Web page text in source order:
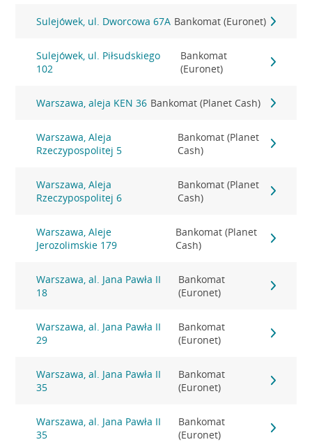
Sulejówek, ul. Dworcowa 67A Bankomat (Euronet)
Sulejówek, ul. Piłsudskiego
102
Bankomat
(Euronet)
Warszawa, aleja KEN 36 Bankomat (Planet Cash)
Warszawa, Aleja
Rzeczypospolitej 5
Bankomat (Planet
Cash)
Warszawa, Aleja
Rzeczypospolitej 6
Bankomat (Planet
Cash)
Warszawa, Aleje
Jerozolimskie 179
Bankomat (Planet
Cash)
Warszawa, al. Jana Pawła II
18
Bankomat
(Euronet)
Warszawa, al. Jana Pawła II
29
Bankomat
(Euronet)
Warszawa, al. Jana Pawła II
35
Bankomat
(Euronet)
Warszawa, al. Jana Pawła II
35
Bankomat
(Euronet)